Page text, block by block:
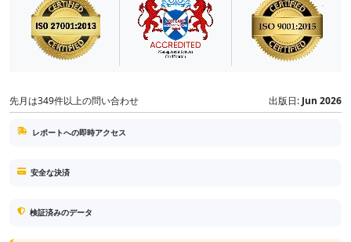
先月は349件以上の問い合わせ 出版日: Jun 2026
レポートへの即時アクセス
安全な決済
検証済みのデータ